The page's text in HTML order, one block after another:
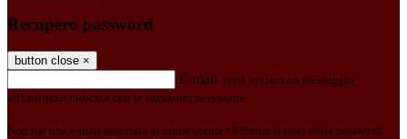
Recupero password
button close ×
E-mail Verrà inviato un messaggio
all'indirizzo indicato con le istruzioni necessarie.
Non hai una e-mail associata al nome utente? Effettua il reset della password